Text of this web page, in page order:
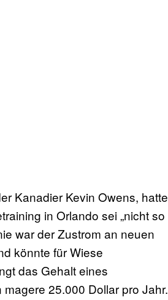
Kanadier Kevin Owens, hatte
in Orlando sei „nicht so
war der Zustrom an neuen
könnte für Wiese
das Gehalt eines
25.000 Dollar pro Jahr.